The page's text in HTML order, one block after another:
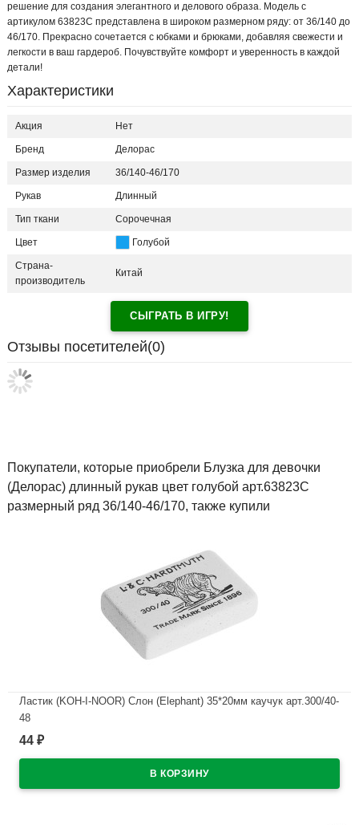
решение для создания элегантного и делового образа. Модель с
артикулом 63823С представлена в широком размерном ряду: от 36/140 до
46/170. Прекрасно сочетается с юбками и брюками, добавляя свежести и
легкости в ваш гардероб. Почувствуйте комфорт и уверенность в каждой
детали!
Характеристики
Акция Нет
Бренд Делорас
Размер изделия 36/140-46/170
Рукав Длинный
Тип ткани Сорочечная
Цвет Голубой
Страна-
производитель
Китай
СЫГРАТЬ В ИГРУ!
Отзывы посетителей(0)
Покупатели, которые приобрели Блузка для девочки
(Делорас) длинный рукав цвет голубой арт.63823С
размерный ряд 36/140-46/170, также купили
Ластик (KOH-I-NOOR) Слон (Elephant) 35*20мм каучук арт.300/40-
48
В наличии
44 ₽